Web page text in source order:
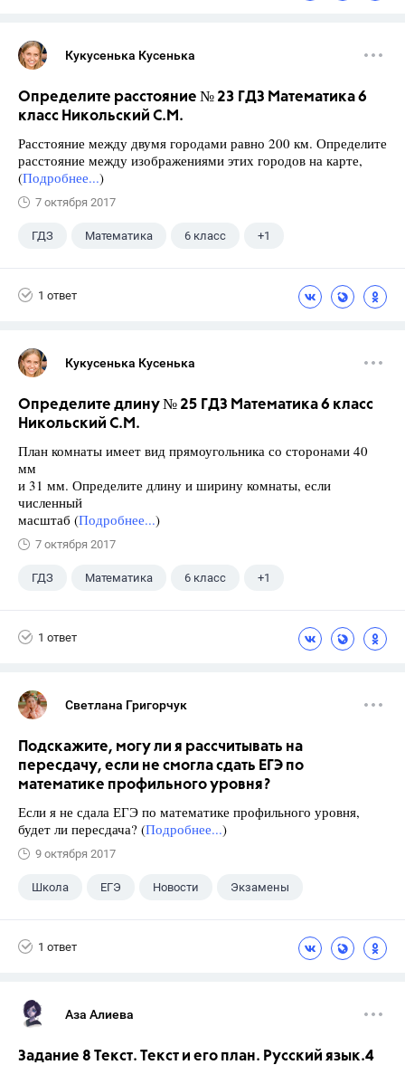
Кукусенька Кусенька
Определите расстояние № 23 ГДЗ Математика 6
класс Никольский С.М.
Расстояние между двумя городами равно 200 км. Определите
расстояние между изображениями этих городов на карте,
(Подробнее...)
7 октября 2017
ГДЗ Математика 6 класс +1
1 ответ
Кукусенька Кусенька
Определите длину № 25 ГДЗ Математика 6 класс
Никольский С.М.
План комнаты имеет вид прямоугольника со сторонами 40
мм
и 31 мм. Определите длину и ширину комнаты, если
численный
масштаб (Подробнее...)
7 октября 2017
ГДЗ Математика 6 класс +1
1 ответ
Светлана Григорчук
Подскажите, могу ли я рассчитывать на
пересдачу, если не смогла сдать ЕГЭ по
математике профильного уровня?
Если я не сдала ЕГЭ по математике профильного уровня,
будет ли пересдача? (Подробнее...)
9 октября 2017
Школа ЕГЭ Новости Экзамены
1 ответ
Аза Алиева
Задание 8 Текст. Текст и его план. Русский язык.4